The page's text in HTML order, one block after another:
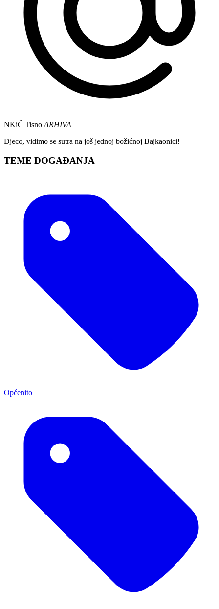
NKiČ Tisno ARHIVA
Djeco, vidimo se sutra na još jednoj božićnoj Bajkaonici!
TEME DOGAĐANJA
Općenito